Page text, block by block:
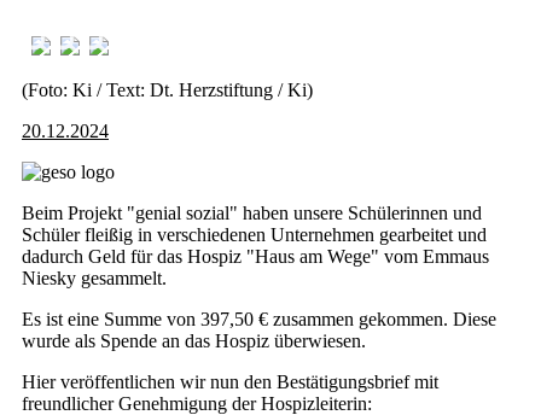
(Foto: Ki / Text: Dt. Herzstiftung / Ki)
20.12.2024
Beim Projekt "genial sozial" haben unsere Schülerinnen und
Schüler fleißig in verschiedenen Unternehmen gearbeitet und
dadurch Geld für das Hospiz "Haus am Wege" vom Emmaus
Niesky gesammelt.
Es ist eine Summe von 397,50 € zusammen gekommen. Diese
wurde als Spende an das Hospiz überwiesen.
Hier veröffentlichen wir nun den Bestätigungsbrief mit
freundlicher Genehmigung der Hospizleiterin: